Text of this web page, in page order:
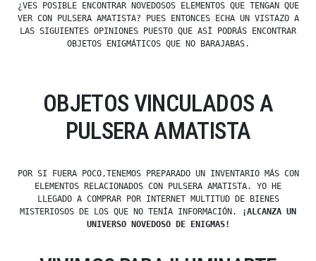
¿VES POSIBLE ENCONTRAR NOVEDOSOS ELEMENTOS QUE TENGAN QUE
VER CON PULSERA AMATISTA? PUES ENTONCES ECHA UN VISTAZO A
LAS SIGUIENTES OPINIONES PUESTO QUE ASÍ PODRÁS ENCONTRAR
OBJETOS ENIGMÁTICOS QUE NO BARAJABAS.
OBJETOS VINCULADOS A
PULSERA AMATISTA
POR SI FUERA POCO,TENEMOS PREPARADO UN INVENTARIO MÁS CON
ELEMENTOS RELACIONADOS CON PULSERA AMATISTA. YO HE
LLEGADO A COMPRAR POR INTERNET MULTITUD DE BIENES
MISTERIOSOS DE LOS QUE NO TENÍA INFORMACIÓN.
¡ALCANZA UN
UNIVERSO NOVEDOSO DE ENIGMAS!